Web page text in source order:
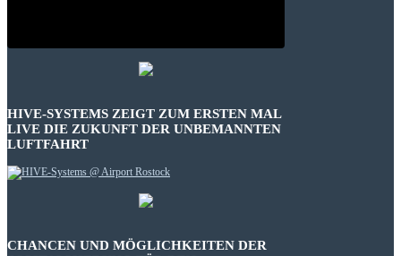
HIVE-SYSTEMS ZEIGT ZUM ERSTEN MAL
LIVE DIE ZUKUNFT DER UNBEMANNTEN
LUFTFAHRT
CHANCEN UND MÖGLICHKEITEN DER